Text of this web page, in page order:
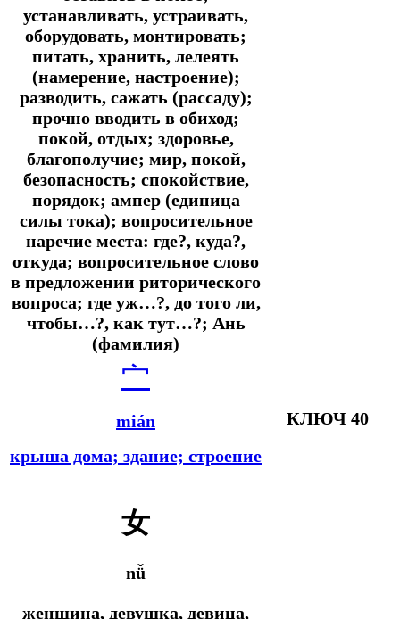
устанавливать, устраивать,
оборудовать, монтировать;
питать, хранить, лелеять
(намерение, настроение);
разводить, сажать (рассаду);
прочно вводить в обиход;
покой, отдых; здоровье,
благополучие; мир, покой,
безопасность; спокойствие,
порядок; ампер (единица
силы тока); вопросительное
наречие места: где?, куда?,
откуда; вопросительное слово
в предложении риторического
вопроса; где уж…?, до того ли,
чтобы…?, как тут…?; Ань
(фамилия)
宀
mián
крыша дома; здание; строение
КЛЮЧ 40
女
nǚ
женщина, девушка, девица,